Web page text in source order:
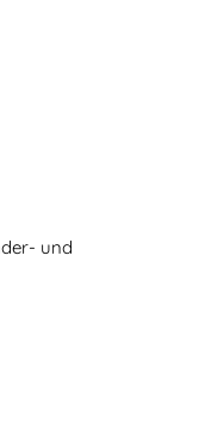
und